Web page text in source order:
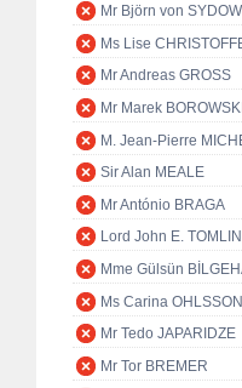
Mr Björn von SYDOW
Ms Lise
Mr Andreas GROSS
Mr Marek BOROWSKI
M. Jean-Pierre
Sir Alan MEALE
Mr António BRAGA
Lord John E.
Mme Gülsün
Ms Carina OHLSSON
Mr Tedo JAPARIDZE
Mr Tor BREMER